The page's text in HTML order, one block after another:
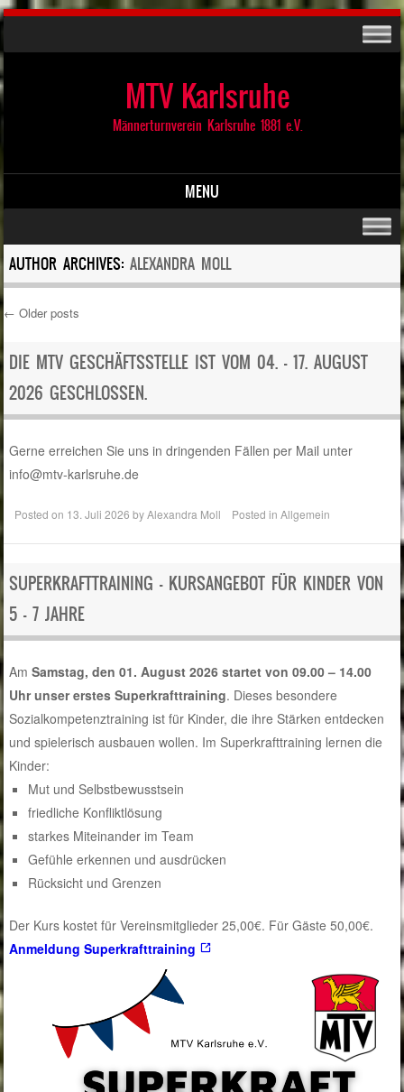
MTV Karlsruhe
Männerturnverein Karlsruhe 1881 e.V.
MENU
AUTHOR ARCHIVES:ALEXANDRA MOLL
Post navigation
← Older posts
DIE MTV GESCHÄFTSSTELLE IST VOM 04. – 17. AUGUST
2026 GESCHLOSSEN.
Gerne erreichen Sie uns in dringenden Fällen per Mail unter
info@mtv-karlsruhe.de
Posted on 13. Juli 2026 byAlexandra Moll Posted inAllgemein
SUPERKRAFTTRAINING – KURSANGEBOT FÜR KINDER VON
5 – 7 JAHRE
AmSamstag, den 01. August 2026 startet von 09.00 – 14.00
Uhr unser erstes Superkrafttraining. Dieses besondere
Sozialkompetenztraining ist für Kinder, die ihre Stärken entdecken
und spielerisch ausbauen wollen. Im Superkrafttraining lernen die
Kinder:
Mut und Selbstbewusstsein
friedliche Konfliktlösung
starkes Miteinander im Team
Gefühle erkennen und ausdrücken
Rücksicht und Grenzen
Der Kurs kostet für Vereinsmitglieder 25,00€. Für Gäste 50,00€.
Anmeldung Superkrafttraining